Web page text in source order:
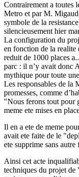
Contrairement a toutes
Metro et par M.
symbole de la
silencieusement hier
La configuration du
en fonction de la
reduit de 1000 places
parc : il n’y avait donc
mythique pour toute
Les responsables de la
promesses, comme
"Nous ferons tout pour
meme ete mises en
Il en a ete de meme
avait ete faite de le
ete supprime sans autre
Ainsi cet acte
techniques du projet de